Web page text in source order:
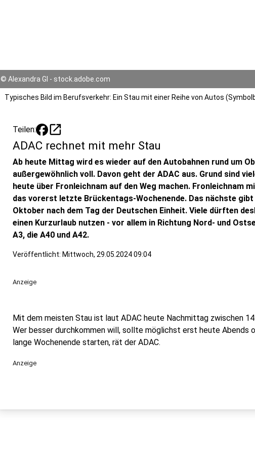
© Alexandra Gl - stock.adobe.com
Typisches Bild im Berufsverkehr: Ein Stau mit einer Reihe von Autos
Teilen: open_in_new
ADAC rechnet mit mehr Stau
Ab heute Mittag wird es wieder auf den Autobahnen rund um
außergewöhnlich voll. Davon geht der ADAC aus. Grund sind
heute über Fronleichnam auf den Weg machen. Fronleichnam
das vorerst letzte Brückentags-Wochenende. Das nächste
Oktober nach dem Tag der Deutschen Einheit. Viele dürften
einen Kurzurlaub nutzen - vor allem in Richtung Nord- und
A3, die A40 und A42.
Veröffentlicht: Mittwoch, 29.05.2024 09:04
Anzeige
Mit dem meisten Stau ist laut ADAC heute Nachmittag zwischen 14
Wer besser durchkommen will, sollte möglichst erst heute Abends
lange Wochenende starten, rät der ADAC.
Anzeige